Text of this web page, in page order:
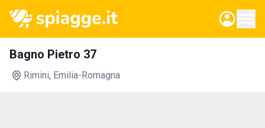
Bagno Pietro 37
Rimini, Emilia-Romagna